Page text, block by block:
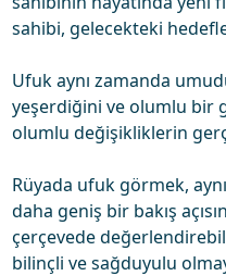
sahibi, gelecekteki
Ufuk aynı zamanda
yeşerdiğini ve olumlu bir
olumlu değişikliklerin
Rüyada ufuk görmek,
daha geniş bir bakış
çerçevede
bilinçli ve sağduyulu